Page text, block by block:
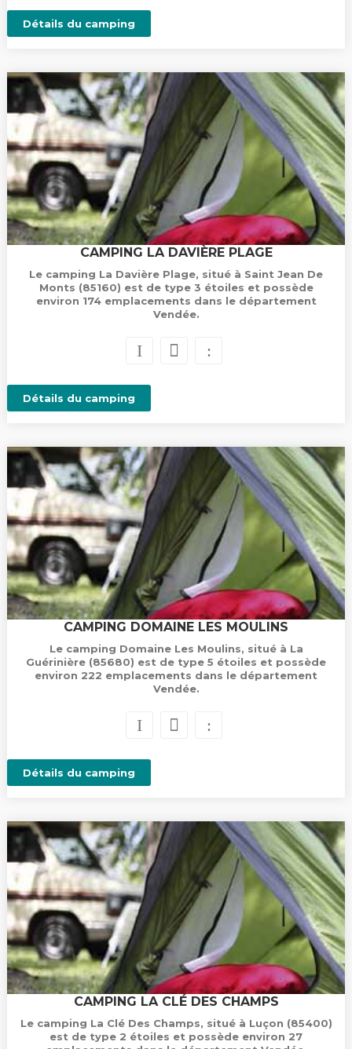
Détails du camping
CAMPING LA DAVIÈRE PLAGE
Le camping La Davière Plage, situé à Saint Jean De
Monts (85160) est de type 3 étoiles et possède
environ 174 emplacements dans le département
Vendée.
Détails du camping
CAMPING DOMAINE LES MOULINS
Le camping Domaine Les Moulins, situé à La
Guérinière (85680) est de type 5 étoiles et possède
environ 222 emplacements dans le département
Vendée.
Détails du camping
CAMPING LA CLÉ DES CHAMPS
Le camping La Clé Des Champs, situé à Luçon (85400)
est de type 2 étoiles et possède environ 27